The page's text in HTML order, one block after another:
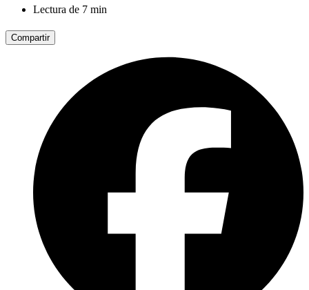
Lectura de 7 min
Compartir